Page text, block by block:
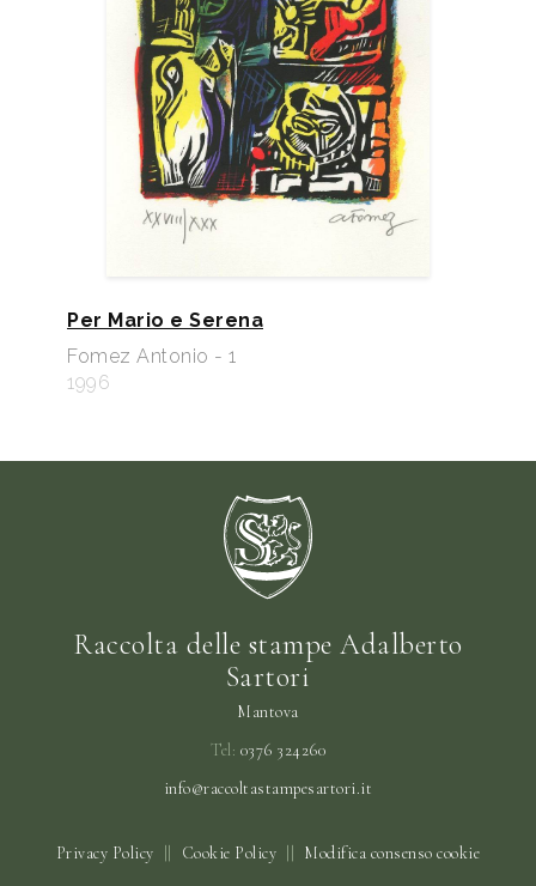
Per Mario e Serena
Fomez Antonio - 1
1996
Raccolta delle stampe Adalberto
Sartori
Mantova
Tel: 0376 324260
info@raccoltastampesartori.it
Privacy Policy Cookie Policy Modifica consenso cookie